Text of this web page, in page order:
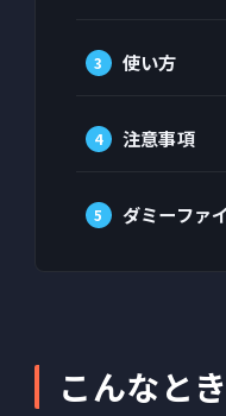
使い方
注意事項
ダミーファ
こんなと